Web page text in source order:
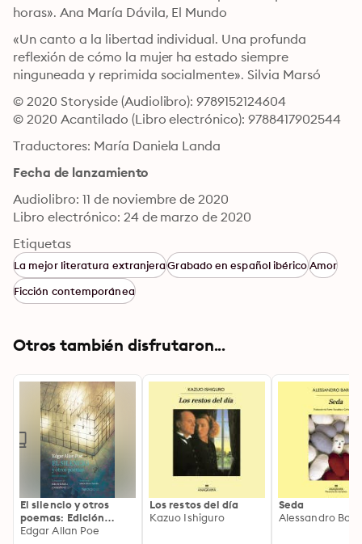
horas». Ana María Dávila, El Mundo
«Un canto a la libertad individual. Una profunda
reflexión de cómo la mujer ha estado siempre
ninguneada y reprimida socialmente». Silvia Marsó
© 2020 Storyside (Audiolibro): 9789152124604
© 2020 Acantilado (Libro electrónico): 9788417902544
Traductores: María Daniela Landa
Fecha de lanzamiento
Audiolibro: 11 de noviembre de 2020
Libro electrónico: 24 de marzo de 2020
Etiquetas
La mejor literatura extranjeraGrabado en español ibéricoAmor
Ficción contemporánea
Otros también disfrutaron...
El silencio y otros
poemas: Edición
bilingüe
Edgar Allan Poe
Los restos del día
Kazuo Ishiguro
Seda
Alessandro